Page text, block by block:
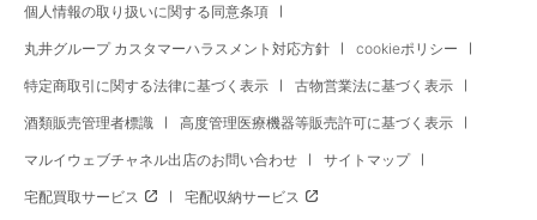
個人情報の取り扱いに関する同意条項
丸井グループ カスタマーハラスメント対応方針 cookieポリシー
特定商取引に関する法律に基づく表示 古物営業法に基づく表示
酒類販売管理者標識 高度管理医療機器等販売許可に基づく表示
マルイウェブチャネル出店のお問い合わせ サイトマップ
宅配買取サービス 宅配収納サービス